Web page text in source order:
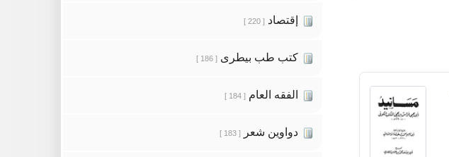
إقتصاد [ 220 ]
كتب طب بيطرى [ 186 ]
الفقه العام [ 184 ]
دواوين شعر [ 183 ]